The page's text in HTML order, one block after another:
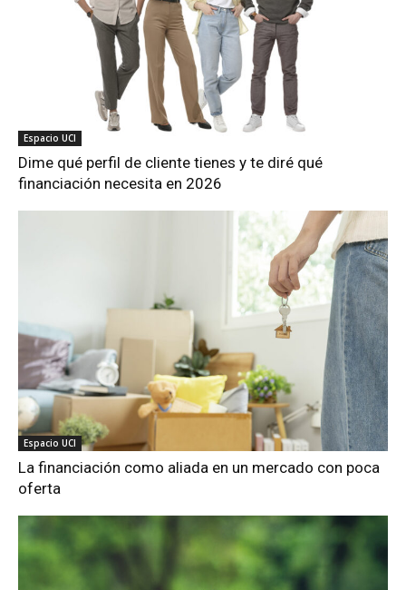
Espacio UCI
Dime qué perfil de cliente tienes y te diré qué
financiación necesita en 2026
Espacio UCI
La financiación como aliada en un mercado con poca
oferta